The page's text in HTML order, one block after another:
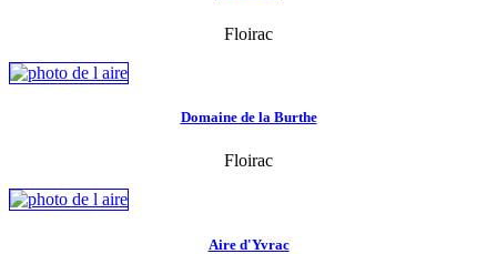
Floirac
Domaine de la Burthe
Floirac
Aire d'Yvrac